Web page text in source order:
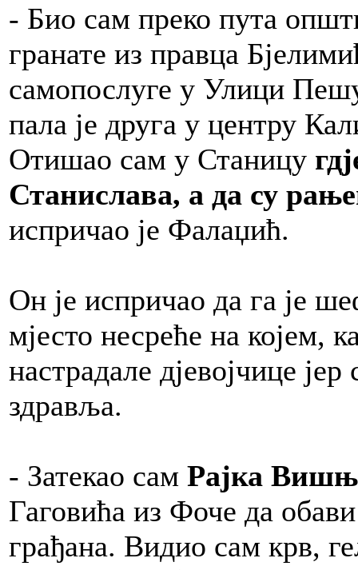
- Био сам преко пута
гранате из правца
самопослуге у Улици
пала је друга у центру
Отишао сам у Станицу
Станислава, а да су
испричао је Фалаџић.
Он је испричао да га је
мјесто несреће на којем,
настрадале дјевојчице
здравља.
- Затекао сам Рајка
Гаговића из Фоче да
грађана. Видио сам крв,